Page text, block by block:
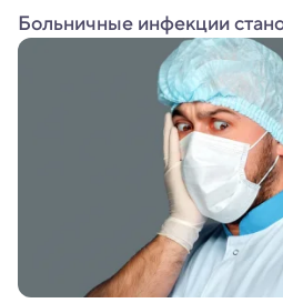
Больничные инфекции